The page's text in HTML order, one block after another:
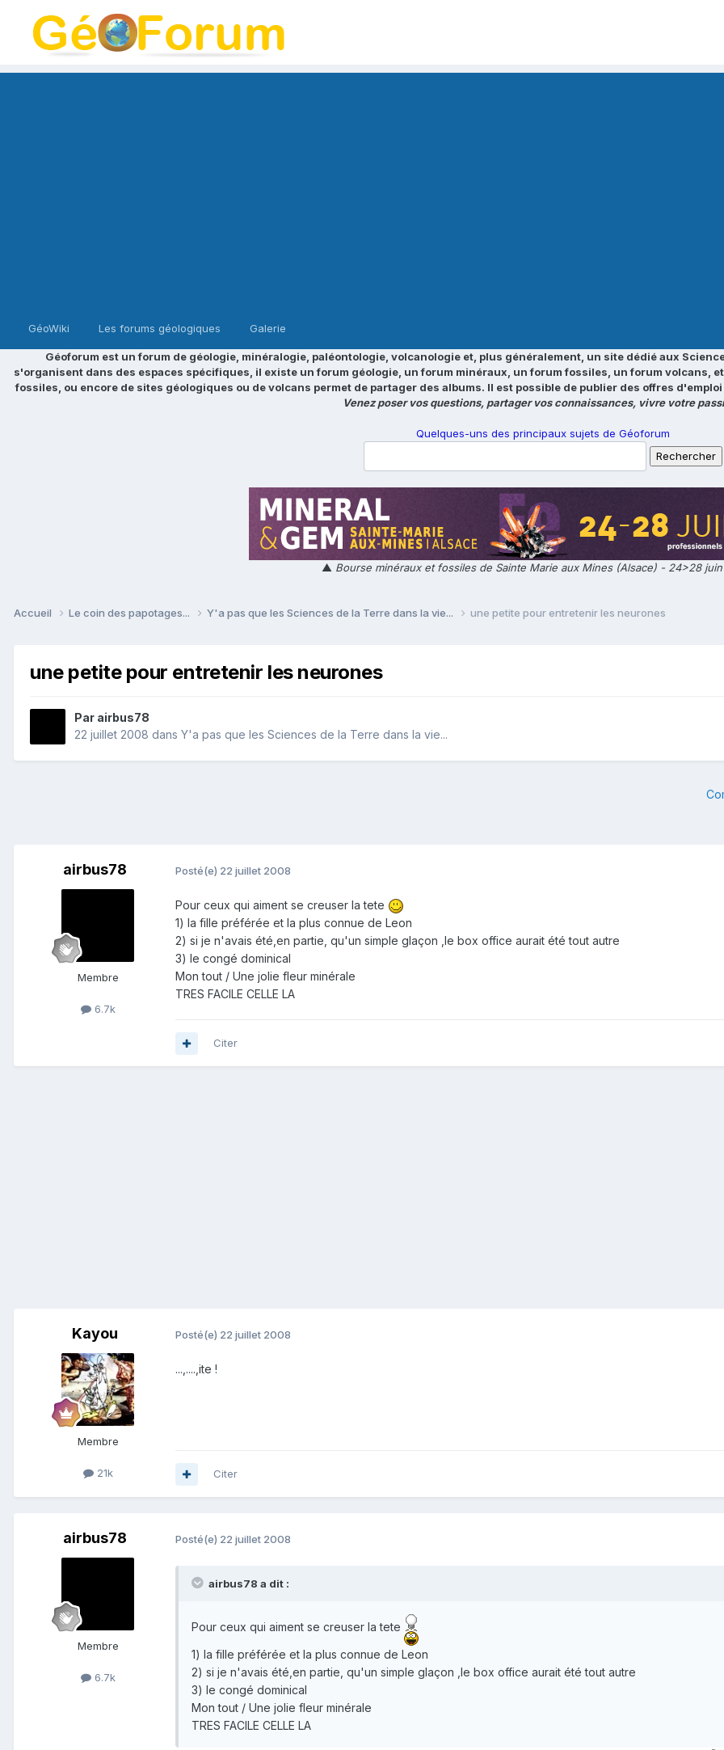
GéoWiki Les forums géologiques Galerie
Géoforum est un forum de géologie, minéralogie, paléontologie, volcanologie et, plus généralement, un site dédié aux
s'organisent dans des espaces spécifiques, il existe un forum géologie, un forum minéraux, un forum fossiles, un forum volcans,
fossiles, ou encore de sites géologiques ou de volcans permet de partager des albums. Il est possible de publier des offres
Venez poser vos questions, partager vos connaissances, vivre votre
Quelques-uns des principaux sujets de Géoforum
▲ Bourse minéraux et fossiles de Sainte Marie aux Mines (Alsace) - 24>28
Accueil Le coin des papotages... Y'a pas que les Sciences de la Terre dans la vie... une petite pour entretenir les neurones
une petite pour entretenir les neurones
Par airbus78
22 juillet 2008 dans Y'a pas que les Sciences de la Terre dans la vie...
airbus78
Membre
6.7k
Posté(e) 22 juillet 2008
Pour ceux qui aiment se creuser la tete
1) la fille préférée et la plus connue de Leon
2) si je n'avais été,en partie, qu'un simple glaçon ,le box office aurait été tout autre
3) le congé dominical
Mon tout / Une jolie fleur minérale
TRES FACILE CELLE LA
Citer
Kayou
Membre
21k
Posté(e) 22 juillet 2008
...,....,ite !
Citer
airbus78
Membre
6.7k
Posté(e) 22 juillet 2008
airbus78 a dit :
Pour ceux qui aiment se creuser la tete
1) la fille préférée et la plus connue de Leon
2) si je n'avais été,en partie, qu'un simple glaçon ,le box office aurait été tout autre
3) le congé dominical
Mon tout / Une jolie fleur minérale
TRES FACILE CELLE LA